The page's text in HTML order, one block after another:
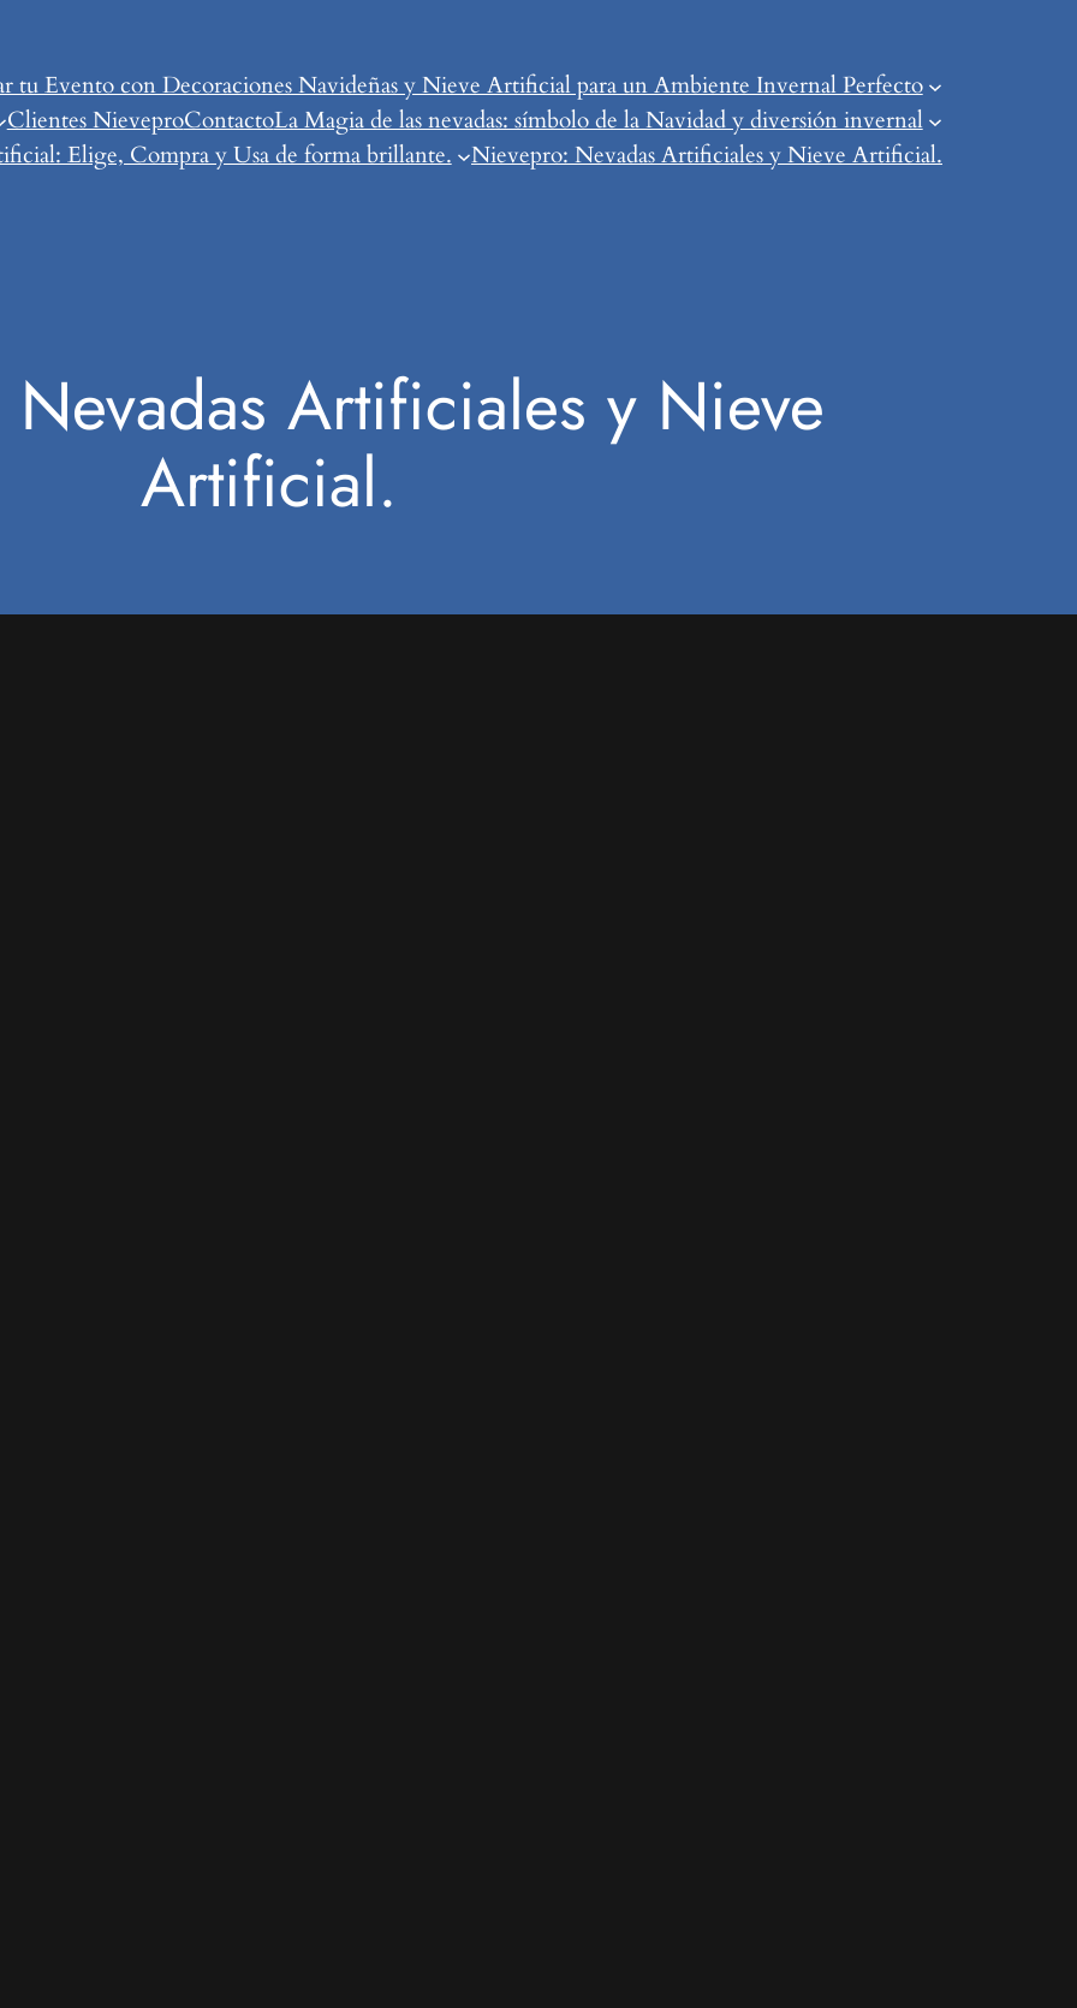
tu Evento con Decoraciones Navideñas y Nieve Artificial para un Ambiente Invernal Perfecto
Clientes NieveproContactoLa Magia de las nevadas: símbolo de la Navidad y diversión invernal
Elige, Compra y Usa de forma brillante.
Nievepro: Nevadas Artificiales y Nieve Artificial.
Artificiales y Nieve
Artificial.